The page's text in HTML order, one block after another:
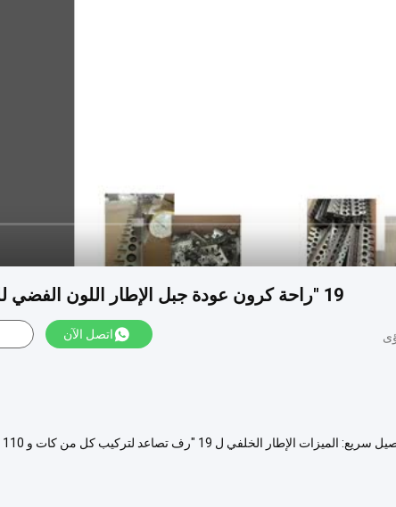
19 "راحة كرون عودة جبل الإطار اللون الفضي للهاتف تصاعد
اتصل الآن